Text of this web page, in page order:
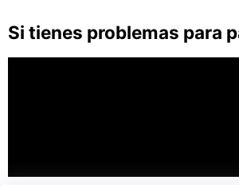
Si tienes problemas para